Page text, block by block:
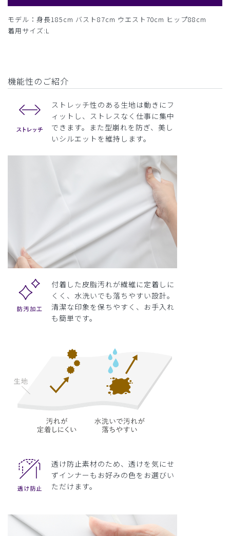
モデル：身長185cm バスト87cm ウエスト70cm ヒップ88cm
着用サイズ:L
機能性のご紹介
ストレッチ性のある生地は動きにフ
ィットし、ストレスなく仕事に集中
できます。また型崩れを防ぎ、美し
いシルエットを維持します。
付着した皮脂汚れが繊維に定着しに
くく、水洗いでも落ちやすい設計。
清潔な印象を保ちやすく、お手入れ
も簡単です。
透け防止素材のため、透けを気にせ
ずインナーもお好みの色をお選びい
ただけます。